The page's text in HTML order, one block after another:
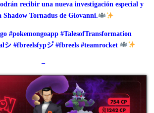
recibir una nueva investigación especial y
Shadow Tornadus de Giovanni.
#pokemongoapp #TalesofTransformation
シ #fbreelsfypシ゚ #fbreels #teamrocket
–